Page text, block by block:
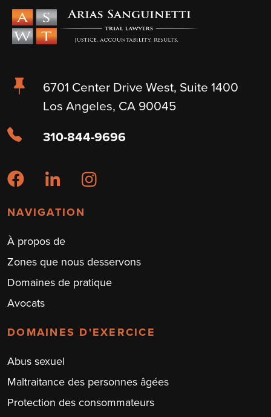
6701 Center Drive West, Suite 1400
Los Angeles, CA 90045
310-844-9696
NAVIGATION
À propos de
Zones que nous desservons
Domaines de pratique
Avocats
DOMAINES D'EXERCICE
Abus sexuel
Maltraitance des personnes âgées
Protection des consommateurs